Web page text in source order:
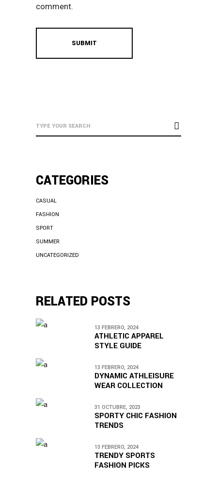
comment.
CATEGORIES
CASUAL
FASHION
SPORT
SUMMER
UNCATEGORIZED
RELATED POSTS
ATHLETIC APPAREL
STYLE GUIDE
13 FEBRERO, 2024
DYNAMIC ATHLEISURE
WEAR COLLECTION
13 FEBRERO, 2024
SPORTY CHIC FASHION
TRENDS
31 OCTUBRE, 2023
TRENDY SPORTS
FASHION PICKS
13 FEBRERO, 2024